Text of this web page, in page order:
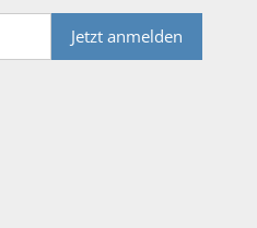
Jetzt anmelden